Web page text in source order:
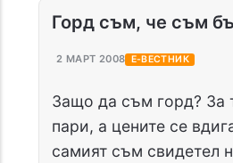
Горд съм, че съм
2 МАРТ 2008 Е-ВЕСТНИК
Защо да съм горд? За
пари, а цените се
самият съм свидетел